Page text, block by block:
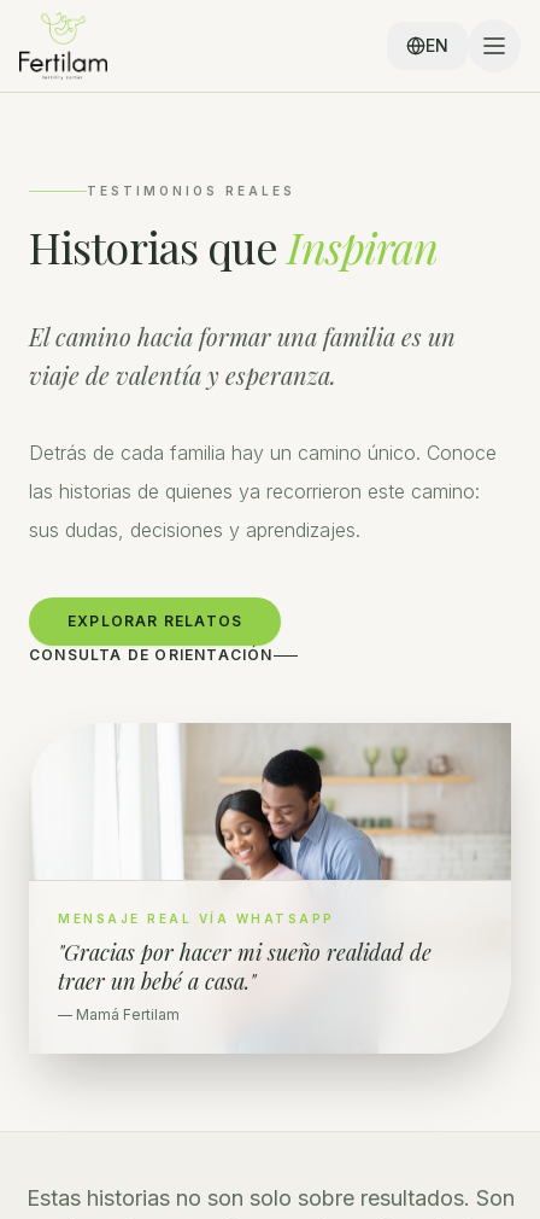
EN
TESTIMONIOS REALES
Historias que Inspiran
El camino hacia formar una familia es un
viaje de valentía y esperanza.
Detrás de cada familia hay un camino único. Conoce
las historias de quienes ya recorrieron este camino:
sus dudas, decisiones y aprendizajes.
EXPLORAR RELATOS
CONSULTA DE ORIENTACIÓN
MENSAJE REAL VÍA WHATSAPP
"Gracias por hacer mi sueño realidad de
traer un bebé a casa."
— Mamá Fertilam
Estas historias no son solo sobre resultados. Son